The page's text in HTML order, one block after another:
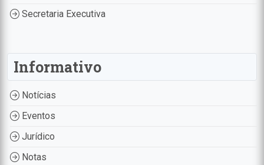
Secretaria Executiva
Informativo
Notícias
Eventos
Jurídico
Notas